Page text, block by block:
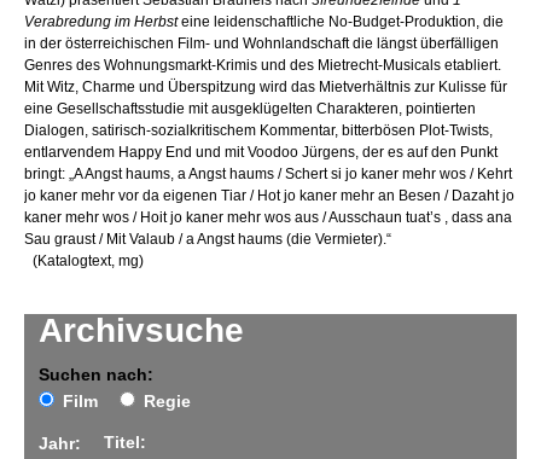
Archivsuche
Suchen nach:
Film
Regie
Jahr: Titel:
Verabredung im Herbsteine leidenschaftliche No-Budget-Produktion, die
in der österreichischen Film- und Wohnlandschaft die längst überfälligen
Genres des Wohnungsmarkt-Krimis und des Mietrecht-Musicals etabliert.
Mit Witz, Charme und Überspitzung wird das Mietverhältnis zur Kulisse für
eine Gesellschaftsstudie mit ausgeklügelten Charakteren, pointierten
Dialogen, satirisch-sozialkritischem Kommentar, bitterbösen Plot-Twists,
entlarvendem Happy End und mit Voodoo Jürgens, der es auf den Punkt
bringt: „A Angst haums, a Angst haums / Schert si jo kaner mehr wos / Kehrt
jo kaner mehr vor da eigenen Tiar / Hot jo kaner mehr an Besen / Dazaht jo
kaner mehr wos / Hoit jo kaner mehr wos aus / Ausschaun tuat’s , dass ana
Sau graust / Mit Valaub / a Angst haums (die Vermieter).“
(Katalogtext, mg)